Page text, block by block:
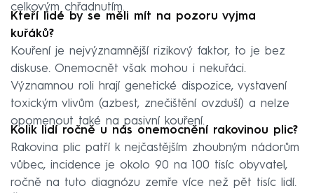
celkovým chřadnutím.
Kteří lidé by se měli mít na pozoru vyjma
kuřáků?
Kouření je nejvýznamnější rizikový faktor, to je bez
diskuse. Onemocnět však mohou i nekuřáci.
Významnou roli hrají genetické dispozice, vystavení
toxickým vlivům (azbest, znečištění ovzduší) a nelze
opomenout také na pasivní kouření.
Kolik lidí ročně u nás onemocnění rakovinou plic?
Rakovina plic patří k nejčastějším zhoubným nádorům
vůbec, incidence je okolo 90 na 100 tisíc obyvatel,
ročně na tuto diagnózu zemře více než pět tisíc lidí.